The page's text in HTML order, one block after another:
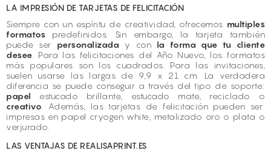
LA IMPRESIÓN DE TARJETAS DE FELICITACIÓN
Siempre con un espíritu de creatividad, ofrecemos multiples
formatos predefinidos. Sin embargo, la tarjeta también
puede ser personalizada y con la forma que tu cliente
desee . Para las felicitaciones del Año Nuevo, los formatos
más populares son los cuadrados. Para las invitaciones,
suelen usarse las largas de 9,9 x 21 cm. La verdadera
diferencia se puede conseguir a través del tipo de soporte:
papel estucado brillante, estucado mate, reciclado o
creativo . Además, las tarjetas de felicitación pueden ser
impresas en papel cryogen white, metalizado oro o plata o
verjurado.
LAS VENTAJAS DE REALISAPRINT.ES